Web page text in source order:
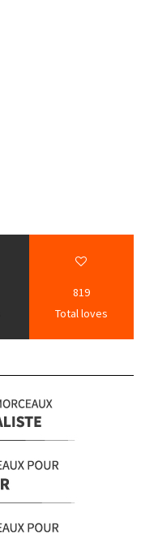
819
Total loves